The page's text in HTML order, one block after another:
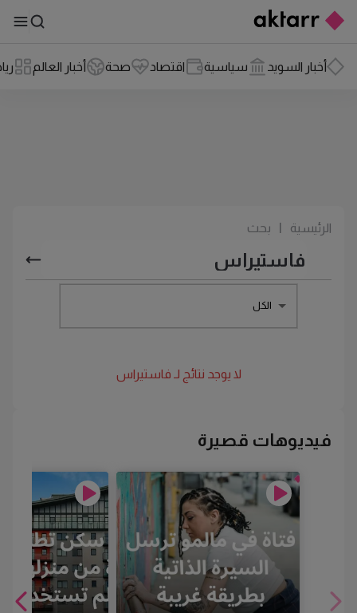
أخبار السويد سياسية اقتصاد صحة أخبار العالم
الرئيسية بحث
الكل
لا يوجد نتائج لـ فاستيراس
فيديوهات قصيرة